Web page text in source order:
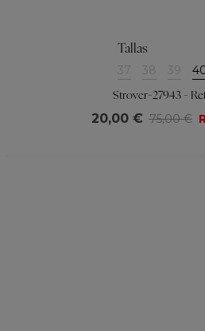
Tallas
37 38 39
Strover-27943 -
20,00 € 75,00 €